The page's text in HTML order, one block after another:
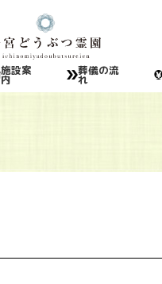
施設案
内
葬儀の流
れ